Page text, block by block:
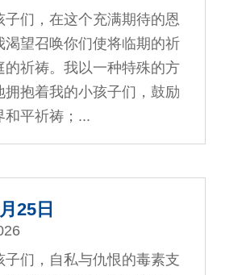
子们，在这个充满期待的恩
渴望召唤你们使将临期的祈
的祈祷。我以一种特殊的方
拥抱着我的小孩子们，鼓励
和平祈祷；...
25日
子们，自私与仇恨的毒素支